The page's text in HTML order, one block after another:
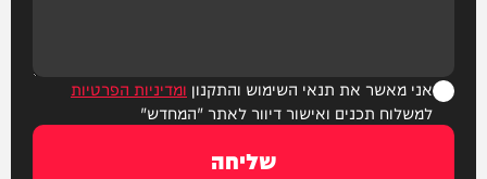
אני מאשר את תנאי השימוש והתקנון ומדיניות הפרטיות
למשלוח תכנים ואישור דיוור לאתר "המחדש"
שליחה